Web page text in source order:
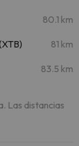
80.1 km
81 km
83.5 km
Las distancias